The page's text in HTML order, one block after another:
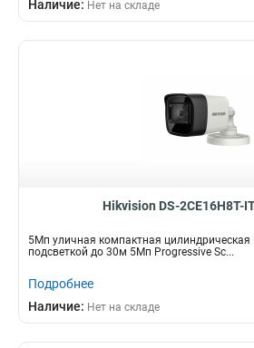
Наличие: Нет на складе
Hikvision DS-2CE16H8T-
5Мп уличная компактная цилиндрическая
подсветкой до 30м 5Мп Progressive Sc...
Подробнее
Наличие: Нет на складе